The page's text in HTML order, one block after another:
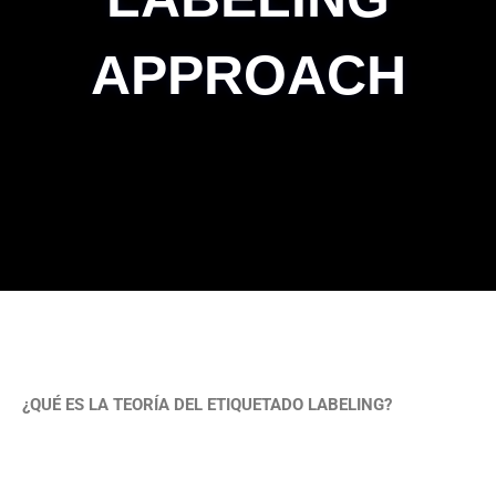
APPROACH
¿QUÉ ES LA TEORÍA DEL ETIQUETADO LABELING?